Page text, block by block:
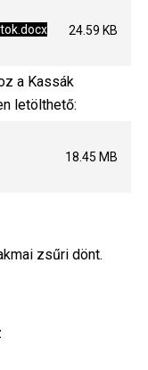
24.59 KB
a Kassák
letölthető:
18.45 MB
zsűri dönt.